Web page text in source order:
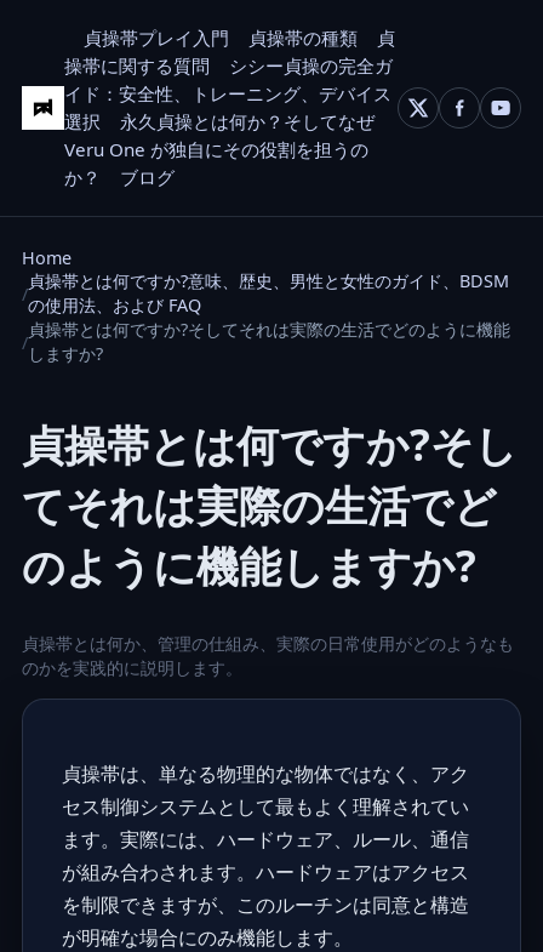
貞操帯プレイ入門 貞操帯の種類
貞
操帯に関する質問
シシー貞操の完全ガ
イド：安全性、トレーニング、デバイス
選択
永久貞操とは何か？そしてなぜ
Veru One が独自にその役割を担うの
か？
ブログ
Home
貞操帯とは何ですか?意味、歴史、男性と女性のガイド、BDSM
の使用法、および FAQ
貞操帯とは何ですか?そしてそれは実際の生活でどのように機能
しますか?
貞操帯とは何ですか?そし
てそれは実際の生活でど
のように機能しますか?
貞操帯とは何か、管理の仕組み、実際の日常使用がどのようなも
のかを実践的に説明します。
貞操帯は、単なる物理的な物体ではなく、アク
セス制御システムとして最もよく理解されてい
ます。実際には、ハードウェア、ルール、通信
が組み合わされます。ハードウェアはアクセス
を制限できますが、このルーチンは同意と構造
が明確な場合にのみ機能します。